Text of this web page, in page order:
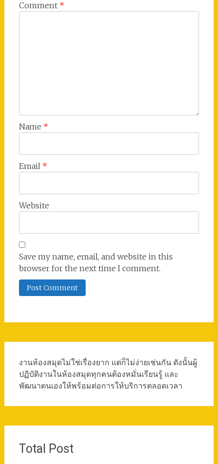
Comment *
Name *
Email *
Website
Save my name, email, and website in this
browser for the next time I comment.
งานห้องสมุดไม่ใช่เรื่องยาก แต่ก็ไม่ง่ายเช่นกัน ดังนั้นผู้
ปฏิบัติงานในห้องสมุดทุกคนต้องหมั่นเรียนรู้ และ
พัฒนาตนเองให้พร้อมต่อการให้บริการตลอดเวลา
Total Post